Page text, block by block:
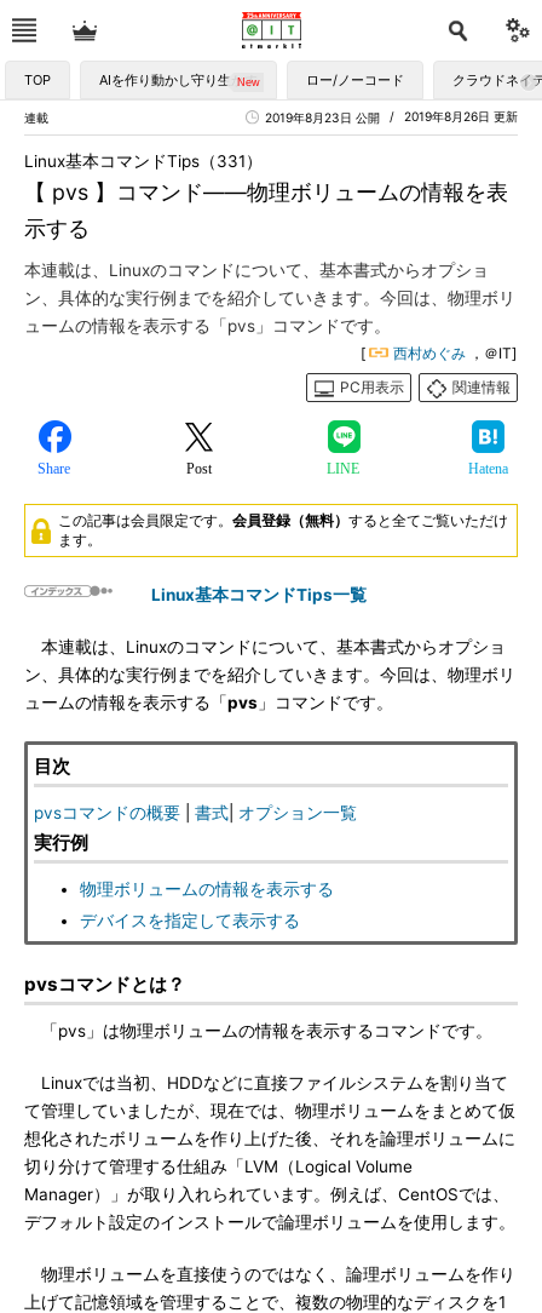
TOP AIを作り動かし守り生かす ロー/ノーコード クラウドネイ
連載 2019年8月26日 更新
2019年8月23日 公開
【 pvs 】コマンド――物理ボリュームの情報を表
示する
Linux基本コマンドTips（331）
本連載は、Linuxのコマンドについて、基本書式からオプショ
ン、具体的な実行例までを紹介していきます。今回は、物理ボリ
ュームの情報を表示する「pvs」コマンドです。
[ 西村めぐみ ，＠IT]
PC用表示
関連情報
Share Post LINE Hatena
この記事は会員限定です。 会員登録（無料） すると全てご覧いただけ
ます。
Linux基本コマンドTips一覧
本連載は、Linuxのコマンドについて、基本書式からオプショ
ン、具体的な実行例までを紹介していきます。今回は、物理ボリ
ュームの情報を表示する「pvs 」コマンドです。
目次
pvsコマンドの概要 書式 オプション一覧
実行例
物理ボリュームの情報を表示する
デバイスを指定して表示する
pvsコマンドとは？
「pvs」は物理ボリュームの情報を表示するコマンドです。
Linuxでは当初、HDDなどに直接ファイルシステムを割り当て
て管理していましたが、現在では、物理ボリュームをまとめて仮
想化されたボリュームを作り上げた後、それを論理ボリュームに
切り分けて管理する仕組み「LVM（Logical Volume
Manager）」が取り入れられています。例えば、CentOSでは、
デフォルト設定のインストールで論理ボリュームを使用します。
物理ボリュームを直接使うのではなく、論理ボリュームを作り
上げて記憶領域を管理することで、複数の物理的なディスクを1